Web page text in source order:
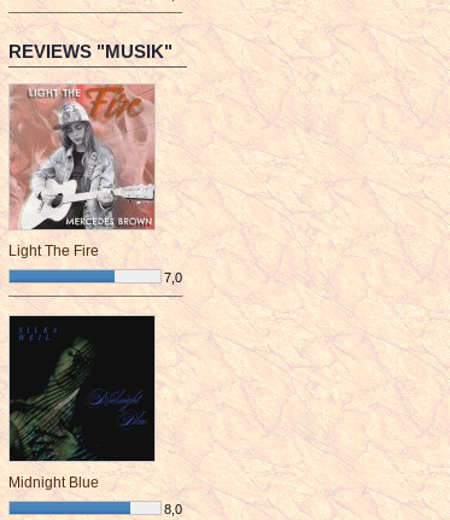
¯¯¯¯¯¯¯¯¯¯¯¯¯¯¯¯¯¯¯¯¯¯¯¯
REVIEWS "MUSIK"
Light The Fire
7,0
¯¯¯¯¯¯¯¯¯¯¯¯¯¯¯¯¯¯¯¯¯¯¯¯
Midnight Blue
8,0